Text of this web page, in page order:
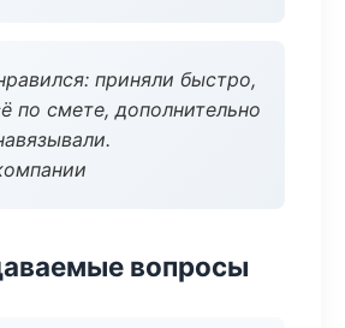
приняли быстро,
по смете, дополнительно
вопросы